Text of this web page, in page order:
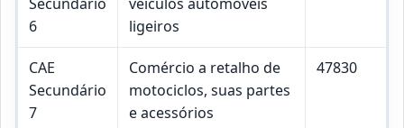
6
ligeiros
CAE
Secundário
7
Comércio a retalho de
motociclos, suas partes
e acessórios
47830